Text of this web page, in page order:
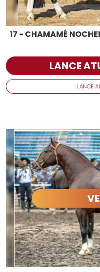
17 - CHAMAMÉ
LANCE
LANCE